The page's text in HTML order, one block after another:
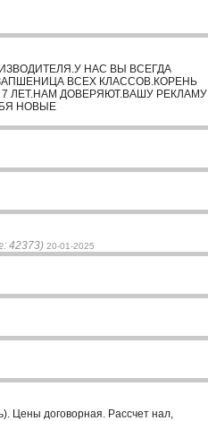
НАС ВЫ ВСЕГДА
ВСЕХ КЛАССОВ.КОРЕНЬ
ЛЕТ.НАМ ДОВЕРЯЮТ.ВАШУ РЕКЛАМУ
НОВЫЕ
42373) 20-01-2025
Цены договорная. Рассчет нал,